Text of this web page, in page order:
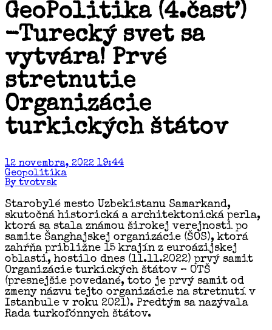
GeoPolitika (4.časť)
-Turecký svet sa
vytvára! Prvé
stretnutie
Organizácie
turkických štátov
12 novembra, 2022 19:44
Geopolitika
By tvotvsk
Starobylé mesto Uzbekistanu Samarkand,
skutočná historická a architektonická perla,
ktorá sa stala známou širokej verejnosti po
samite Šanghajskej organizácie (ŠOS), ktorá
zahŕňa približne 15 krajín z euroázijskej
oblasti, hostilo dnes (11.11.2022) prvý samit
Organizácie turkických štátov – OTŠ
(presnejšie povedané, toto je prvý samit od
zmeny názvu tejto organizácie na stretnutí v
Istanbule v roku 2021). Predtým sa nazývala
Rada turkofónnych štátov.